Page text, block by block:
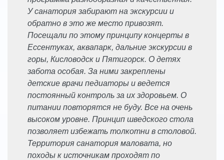
У санатория забирают на экскурсии и
обратно в это же место привозят.
Посещали по этому принципу концерты в
Ессентуках, аквапарк, дальние экскурсии в
горы, Кисловодск и Пятигорск. О детях
забота особая. За ними закреплены
детские врачи педиаторы и ведется
постоянный контроль за их здоровьем. О
питании повторятся не буду. Все на очень
высоком уровне. Принцип шведского стола
позволяет избежать толкотни в столовой.
Территория санатория маловата, но
походы к источникам проходят по